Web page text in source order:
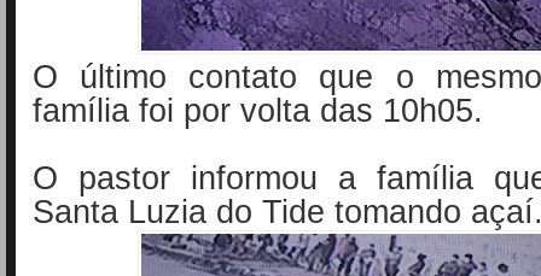
O último contato que o
família foi por volta das 10h05.
O pastor informou a família
Santa Luzia do Tide tomando